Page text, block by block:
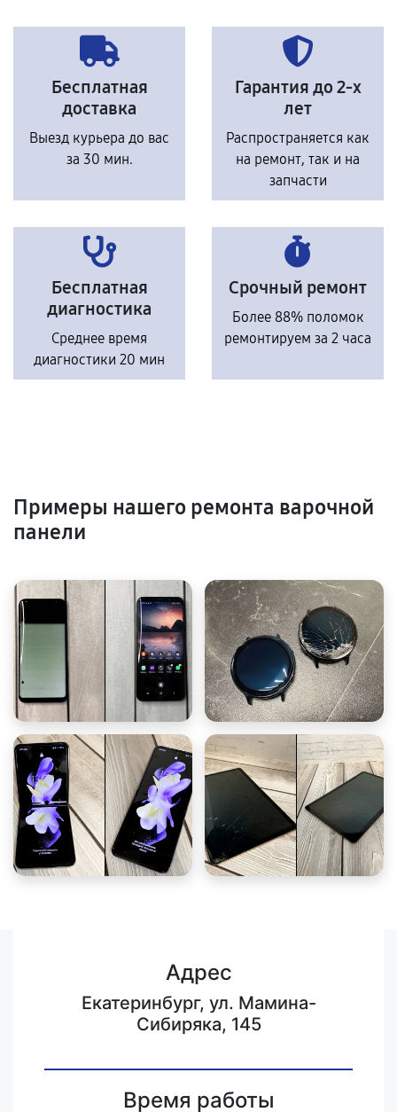
Бесплатная
доставка
Выезд курьера до вас
за 30 мин.
Гарантия до 2-х
лет
Распространяется как
на ремонт, так и на
запчасти
Бесплатная
диагностика
Среднее время
диагностики 20 мин
Срочный ремонт
Более 88% поломок
ремонтируем за 2 часа
Примеры нашего ремонта варочной
панели
Адрес
Екатеринбург, ул. Мамина-
Сибиряка, 145
Время работы